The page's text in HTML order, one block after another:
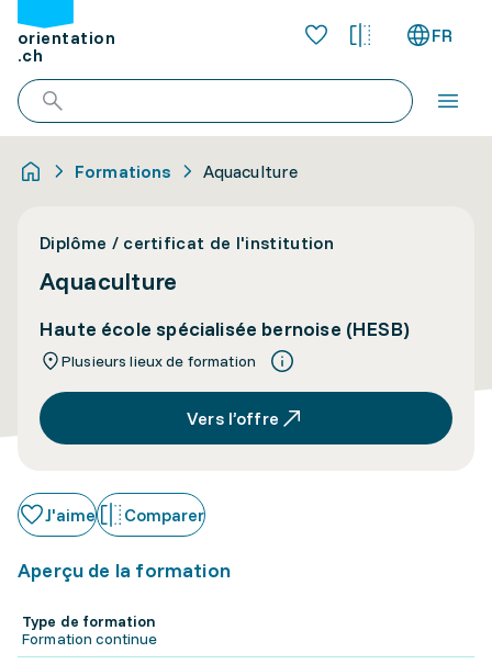
orientation
.ch
FR
Formations Aquaculture
Diplôme / certificat de l'institution
Aquaculture
Haute école spécialisée bernoise (HESB)
Plusieurs lieux de formation
Vers l’offre
J'aime Comparer
Aperçu de la formation
Type de formation
Formation continue